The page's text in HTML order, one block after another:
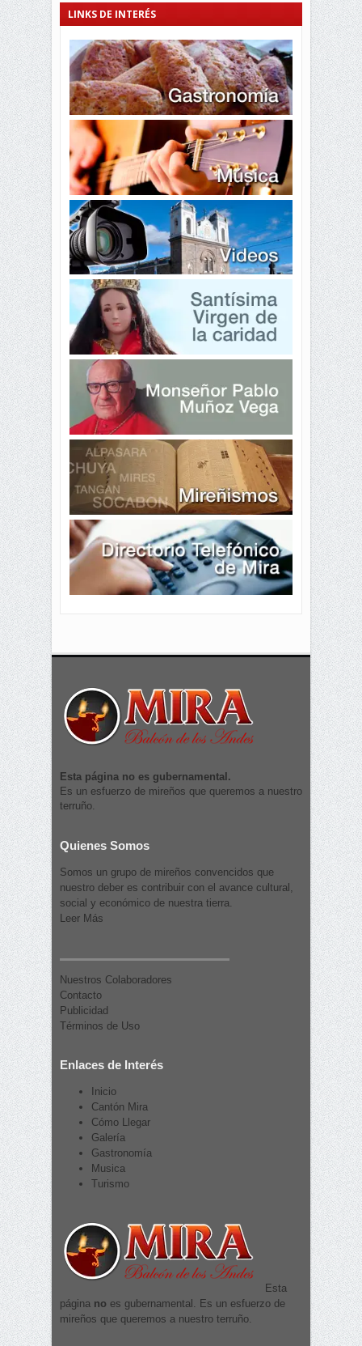
LINKS DE INTERÉS
Esta página no es gubernamental.
Es un esfuerzo de mireños que queremos a nuestro
terruño.
Quienes Somos
Somos un grupo de mireños convencidos que
nuestro deber es contribuir con el avance cultural,
social y económico de nuestra tierra.
Leer Más
Nuestros Colaboradores
Contacto
Publicidad
Términos de Uso
Enlaces de Interés
Inicio
Cantón Mira
Cómo Llegar
Galería
Gastronomía
Musica
Turismo
Esta
página no es gubernamental. Es un esfuerzo de
mireños que queremos a nuestro terruño.